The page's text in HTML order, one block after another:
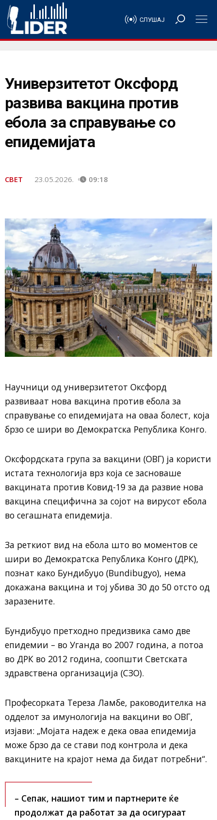
СЛУШАЈ
Универзитетот Оксфорд
развива вакцина против
ебола за справување со
епидемијата
СВЕТ 23.05.2026. 09:18
Научници од универзитетот Оксфорд
развиваат нова вакцина против ебола за
справување со епидемијата на оваа болест, која
брзо се шири во Демократска Република Конго.
Оксфордската група за вакцини (ОВГ) ја користи
истата технологија врз која се засноваше
вакцината против Ковид-19 за да развие нова
вакцина специфична за сојот на вирусот ебола
во сегашната епидемија.
За реткиот вид на ебола што во моментов се
шири во Демократска Република Конго (ДРК),
познат како Бундибуџо (Bundibugyo), нема
докажана вакцина и тој убива 30 до 50 отсто од
заразените.
Бундибуџо претходно предизвика само две
епидемии – во Уганда во 2007 година, а потоа
во ДРК во 2012 година, соопшти Светската
здравствена организација (СЗО).
Професорката Тереза Ламбе, раководителка на
одделот за имунологија на вакцини во ОВГ,
изјави: „Мојата надеж е дека оваа епидемија
може брзо да се стави под контрола и дека
вакцините на крајот нема да бидат потребни“.
– Сепак, нашиот тим и партнерите ќе
продолжат да работат за да осигураат